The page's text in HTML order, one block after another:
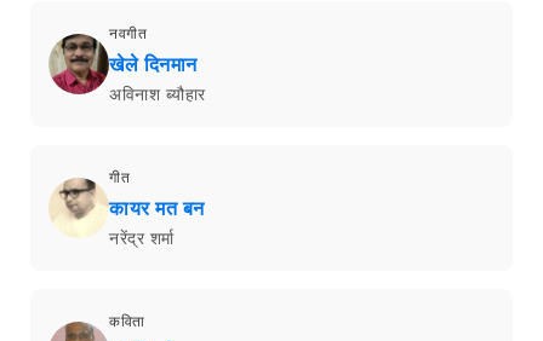
नवगीत
खेले दिनमान
अविनाश ब्यौहार
गीत
कायर मत बन
नरेंद्र शर्मा
कविता